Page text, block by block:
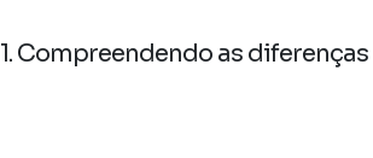
1. Compreendendo as